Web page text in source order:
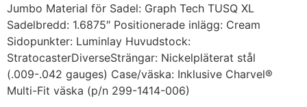
Jumbo Material för Sadel: Graph Tech TUSQ XL
Sadelbredd: 1.6875″ Positionerade inlägg: Cream
Sidopunkter: Luminlay Huvudstock:
StratocasterDiverseSträngar: Nickelpläterat stål
(.009-.042 gauges) Case/väska: Inklusive Charvel®
Multi-Fit väska (p/n 299-1414-006)